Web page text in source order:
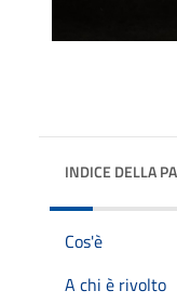
INDICE DELLA
Cos'è
A chi è rivolto